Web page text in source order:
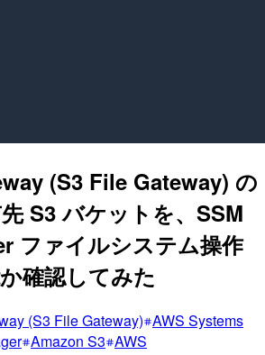
(S3 File Gateway) の
S3 バケットを、SSM
ファイルシステム操作
確認してみた
(S3 File Gateway) AWS Systems
Amazon S3 AWS